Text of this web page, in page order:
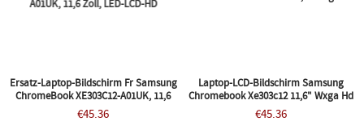
Ersatz-Laptop-Bildschirm Fr Samsung
ChromeBook XE303C12-A01UK, 11,6
Zoll, LED-LCD-HD
€45.36
Laptop-LCD-Bildschirm Samsung
Chromebook Xe303c12 11,6" Wxga Hd
€45.36